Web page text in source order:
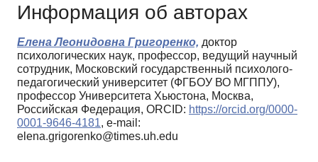
Информация об авторах
Елена Леонидовна Григоренко, доктор
психологических наук, профессор, ведущий научный
сотрудник, Московский государственный психолого-
педагогический университет (ФГБОУ ВО МГППУ),
профессор Университета Хьюстона, Москва,
Российская Федерация, ORCID: https://orcid.org/0000-
0001-9646-4181, e-mail:
elena.grigorenko@times.uh.edu